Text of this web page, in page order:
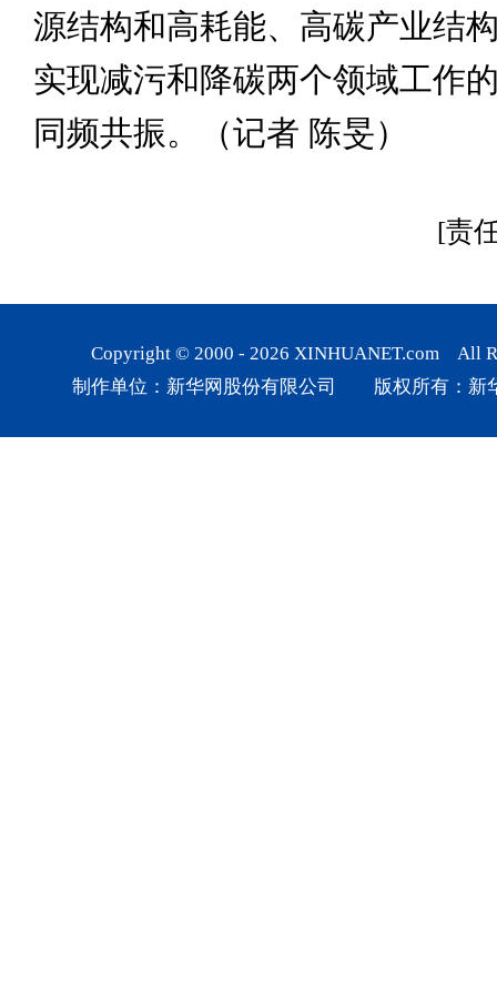
源结构和高耗能、高碳产业结
实现减污和降碳两个领域工作
同频共振。（记者 陈旻）
[责
Copyright © 2000 - 2026 XINHUANET.com All
制作单位：新华网股份有限公司 版权所有：新